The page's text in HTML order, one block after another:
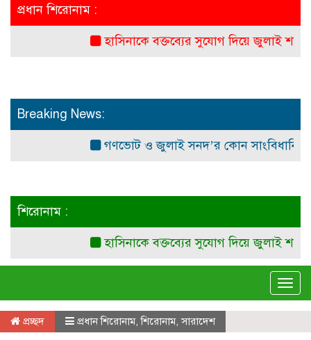
প্রধান শিরোনাম :
হাসিনাকে বক্তব্যের সুযোগ দিয়ে জুলাই শহীদদের
Breaking News:
গণভোট ও জুলাই সনদ’র কোন সাংবিধানিক ও
শিরোনাম :
হাসিনাকে বক্তব্যের সুযোগ দিয়ে জুলাই শহীদদের
প্রচ্ছদ প্রধান শিরোনাম,শিরোনাম,সারাদেশ